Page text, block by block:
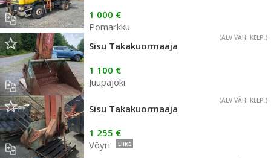
1 000 €
Pomarkku
(ALV VÄH. KELP.)
Sisu Takakuormaaja
1 100 €
Juupajoki
(ALV VÄH. KELP.)
Sisu Takakuormaaja
1 255 €
Vöyri
LIIKE